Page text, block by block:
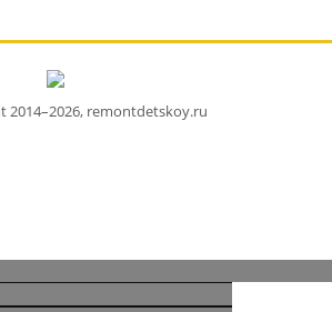
2014–2026, remontdetskoy.ru